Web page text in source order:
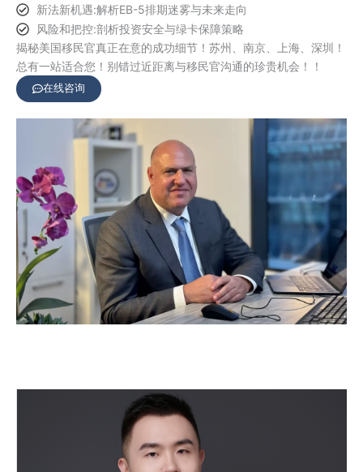
新法新机遇:解析EB-5排期迷雾与未来走向
风险和把控:剖析投资安全与绿卡保障策略
揭秘美国移民官真正在意的成功细节！苏州、南京、上海、深圳！
总有一站适合您！别错过近距离与移民官沟通的珍贵机会！！
在线咨询